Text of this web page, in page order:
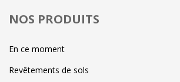
NOS PRODUITS
En ce moment
Revêtements de sols